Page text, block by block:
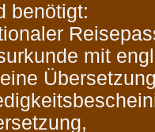
benötigt:
mit